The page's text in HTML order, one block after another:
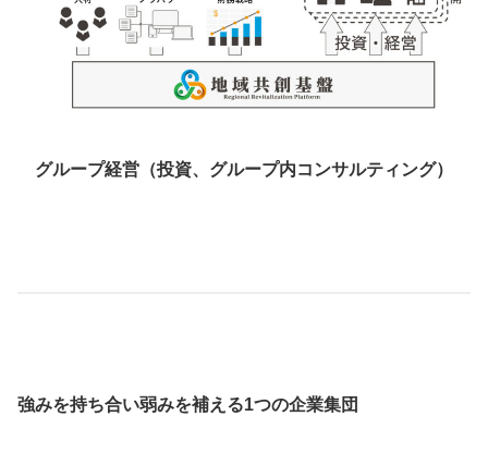
グループ経営（投資、グループ内コンサルティング）
強みを持ち合い弱みを補える1つの企業集団